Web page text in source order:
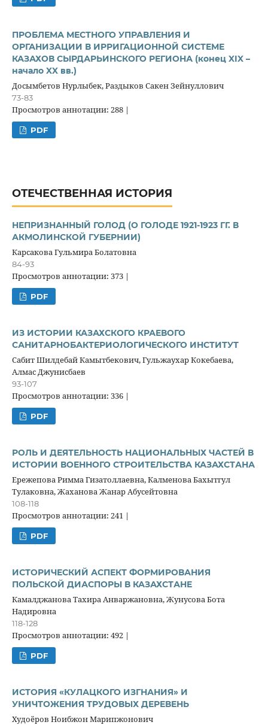
ПРОБЛЕМА МЕСТНОГО УПРАВЛЕНИЯ И
ОРГАНИЗАЦИИ В ИРРИГАЦИОННОЙ СИСТЕМЕ
КАЗАХОВ СЫРДАРЬИНСКОГО РЕГИОНА (конец XIX –
начало XX вв.)
Досымбетов Нурлыбек, Раздыков Сакен Зейнуллович
73-83
Просмотров аннотации: 288 |
PDF
ОТЕЧЕСТВЕННАЯ ИСТОРИЯ
НЕПРИЗНАННЫЙ ГОЛОД (О ГОЛОДЕ 1921-1923 ГГ. В
АКМОЛИНСКОЙ ГУБЕРНИИ)
Карсакова Гульмира Болатовна
84-93
Просмотров аннотации: 373 |
PDF
ИЗ ИСТОРИИ КАЗАХСКОГО КРАЕВОГО
САНИТАРНОБАКТЕРИОЛОГИЧЕСКОГО ИНСТИТУТ
Сабит Шилдебай Камытбекович, Гульжаухар Кокебаева,
Алмас Джунисбаев
93-107
Просмотров аннотации: 336 |
PDF
РОЛЬ И ДЕЯТЕЛЬНОСТЬ НАЦИОНАЛЬНЫХ ЧАСТЕЙ В
ИСТОРИИ ВОЕННОГО СТРОИТЕЛЬСТВА КАЗАХСТАНА
Ережепова Римма Гизатоллаевна, Калменова Бахытгул
Тулаковна, Жаханова Жанар Абусейтовна
108-118
Просмотров аннотации: 241 |
PDF
ИСТОРИЧЕСКИЙ АСПЕКТ ФОРМИРОВАНИЯ
ПОЛЬСКОЙ ДИАСПОРЫ В КАЗАХСТАНЕ
Камалджанова Тахира Анваржановна, Жунусова Бота
Надировна
118-128
Просмотров аннотации: 492 |
PDF
ИСТОРИЯ «КУЛАЦКОГО ИЗГНАНИЯ» И
УНИЧТОЖЕНИЯ ТРУДОВЫХ ДЕРЕВЕНЬ
Худоёров Ноибжон Марипжонович